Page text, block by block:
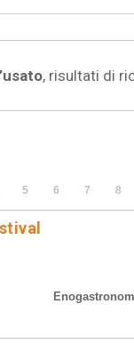
, risultati di
5 6 7 8